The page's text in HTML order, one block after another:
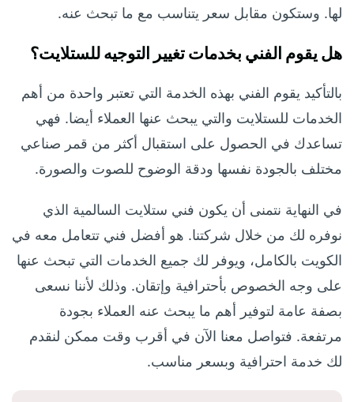
لها. وستكون مقابل سعر يتناسب مع ما تبحث عنه.
هل يقوم الفني بخدمات تغيير التوجيه للستلايت؟
بالتأكيد يقوم الفني بهذه الخدمة التي تعتبر واحدة من أهم
الخدمات للستلايت والتي يبحث عنها العملاء أيضا. فهي
تساعدك في الحصول على استقبال أكثر من قمر صناعي
مختلف بالجودة نفسها ودقة الوضوح للصوت والصورة.
في النهاية نتمنى أن يكون فني ستلايت السالمية الذي
نوفره لك من خلال شركتنا. هو أفضل فني تتعامل معه في
الكويت بالكامل، ويوفر لك جميع الخدمات التي تبحث عنها
على وجه الخصوص بأحترافية وإتقان. وذلك لأننا نسعى
بصفة عامة لتوفير أهم ما يبحث عنه العملاء بجودة
مرتفعة. فتواصل معنا الآن في أقرب وقت ممكن لنقدم
لك خدمة احترافية وبسعر مناسب.